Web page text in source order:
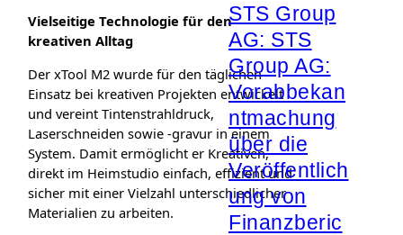
Vielseitige Technologie für den
kreativen Alltag
Der xTool M2 wurde für den täglichen
Einsatz bei kreativen Projekten entwickelt
und vereint Tintenstrahldruck,
Laserschneiden sowie -gravur in einem
System. Damit ermöglicht er Kreativen,
direkt im Heimstudio einfach, effizient und
sicher mit einer Vielzahl unterschiedlicher
Materialien zu arbeiten.
STS Group
AG: STS
Group AG:
Vorabbekan
ntmachung
über die
Veröffentlich
ung von
Finanzberic